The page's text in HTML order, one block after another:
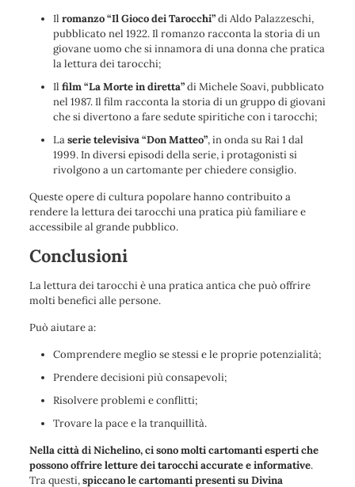
Il romanzo “Il Gioco dei Tarocchi”di Aldo Palazzeschi,
pubblicato nel 1922. Il romanzo racconta la storia di un
giovane uomo che si innamora di una donna che pratica
la lettura dei tarocchi;
Il film “La Morte in diretta”di Michele Soavi, pubblicato
nel 1987. Il film racconta la storia di un gruppo di giovani
che si divertono a fare sedute spiritiche con i tarocchi;
Laserie televisiva “Don Matteo”, in onda su Rai 1 dal
1999. In diversi episodi della serie, i protagonisti si
rivolgono a un cartomante per chiedere consiglio.
Queste opere di cultura popolare hanno contribuito a
rendere la lettura dei tarocchi una pratica più familiare e
accessibile al grande pubblico.
Conclusioni
La lettura dei tarocchi è una pratica antica che può offrire
molti benefici alle persone.
Può aiutare a:
Comprendere meglio se stessi e le proprie potenzialità;
Prendere decisioni più consapevoli;
Risolvere problemi e conflitti;
Trovare la pace e la tranquillità.
Nella città di Nichelino, ci sono molti cartomanti esperti che
possono offrire letture dei tarocchi accurate e informative.
Tra questi,spiccano le cartomanti presenti su Divina